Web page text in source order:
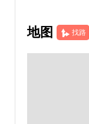
地图 找路